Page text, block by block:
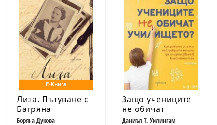
Е-Книга
Лиза. Пътуване с
Багряна
Боряна Дукова
Защо учениците
не обичат
училището
Даниъл Т. Уилингам